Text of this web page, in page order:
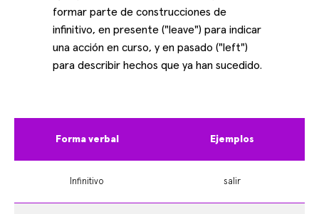
formar parte de construcciones de
infinitivo, en presente ("leave") para indicar
una acción en curso, y en pasado ("left")
para describir hechos que ya han sucedido.
Forma verbal Ejemplos
Infinitivo salir